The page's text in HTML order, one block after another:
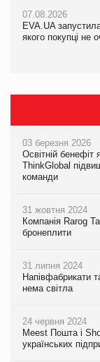
07.08.2026
EVA.UA
якого покупці не
07.08.2026
EVA.UA
якого покупці не
03 березня 2026
Освітній бенефіт
ThinkGlobal
команди
31 жовтня 2024
Компанія Rarog
бронеплити
31 липня 2024
Напівфабрикати
нема світла
24 червня 2024
Meest Пошта і
українських